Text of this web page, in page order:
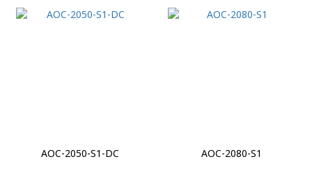
AOC-2050-S1-DC AOC-2080-S1